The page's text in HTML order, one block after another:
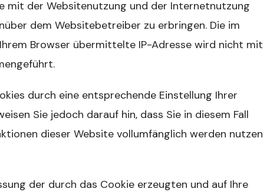
mit der Websitenutzung und der Internetnutzung
dem Websitebetreiber zu erbringen. Die im
Browser übermittelte IP-Adresse wird nicht mit
durch eine entsprechende Einstellung Ihrer
Sie jedoch darauf hin, dass Sie in diesem Fall
dieser Website vollumfänglich werden nutzen
der durch das Cookie erzeugten und auf Ihre